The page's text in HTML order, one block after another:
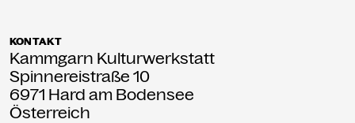
KONTAKT
Kammgarn Kulturwerkstatt
Spinnereistraße 10
6971 Hard am Bodensee
Österreich